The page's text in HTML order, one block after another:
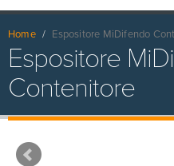
Home Espositore MiDifendo
Espositore
Contenitore